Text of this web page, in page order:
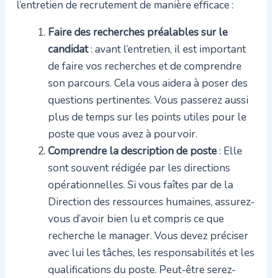
l’entretien de recrutement de manière efficace :
Faire des recherches préalables sur le
candidat: avant l’entretien, il est important
de faire vos recherches et de comprendre
son parcours. Cela vous aidera à poser des
questions pertinentes. Vous passerez aussi
plus de temps sur les points utiles pour le
poste que vous avez à pourvoir.
Comprendre la description de poste: Elle
sont souvent rédigée par les directions
opérationnelles. Si vous faîtes par de la
Direction des ressources humaines, assurez-
vous d’avoir bien lu et compris ce que
recherche le manager. Vous devez préciser
avec lui les tâches, les responsabilités et les
qualifications du poste. Peut-être serez-